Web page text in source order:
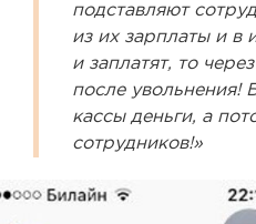
подставляют
из их зарплаты и в
и заплатят, то
после увольнения!
кассы деньги, а
сотрудников!»